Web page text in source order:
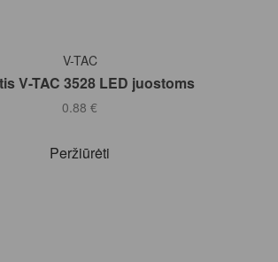
Į KREPŠELĮ
V-TAC
V-TAC 3528 LED juostoms
0.88 €
Peržiūrėti